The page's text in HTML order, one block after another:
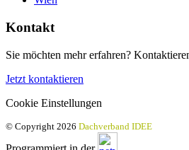
Kontakt
Sie möchten mehr erfahren?
Jetzt kontaktieren
Cookie Einstellungen
© Copyright 2026 Dachverband IDEE